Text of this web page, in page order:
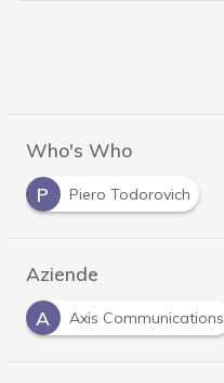
Who's Who
P
Piero Todorovich
Aziende
A
Axis Communications